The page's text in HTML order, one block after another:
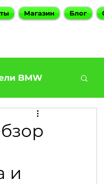
Магазин Блог
BMW
G30 540
и